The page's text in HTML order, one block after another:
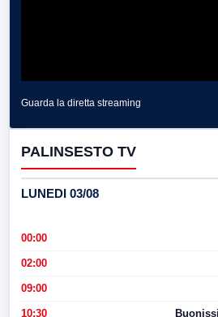
Guarda la diretta streaming
PALINSESTO TV
LUNEDI 03/08
00:00
02:00
09:00
10:30